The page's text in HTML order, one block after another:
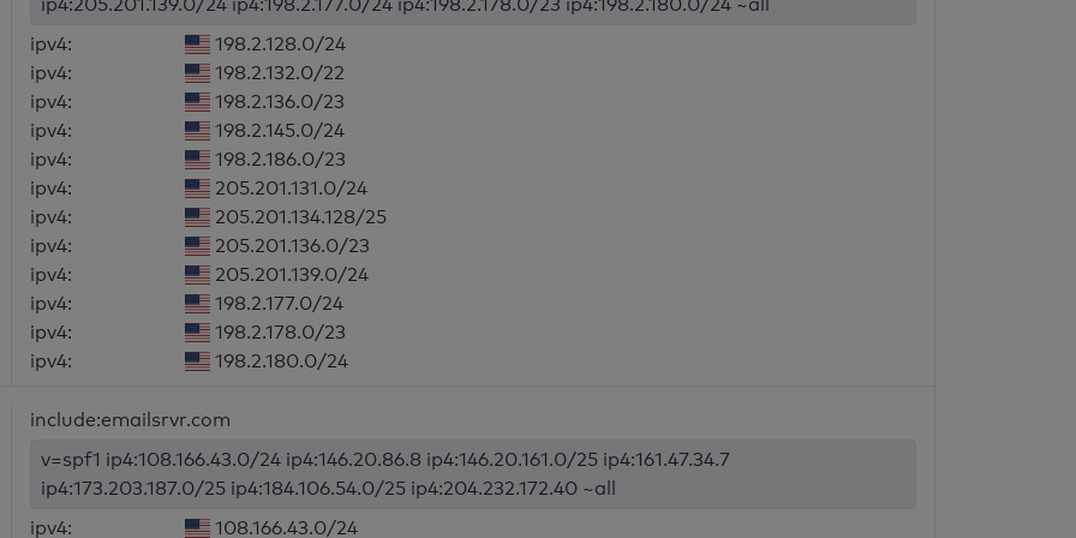
ip4:205.201.139.0/24 ip4:198.2.177.0/24 ip4:198.2.178.0/23 ip4:198.2.180.0/24 ~all
ipv4:
198.2.128.0/24
ipv4:
198.2.132.0/22
ipv4:
198.2.136.0/23
ipv4:
198.2.145.0/24
ipv4:
198.2.186.0/23
ipv4:
205.201.131.0/24
ipv4:
205.201.134.128/25
ipv4:
205.201.136.0/23
ipv4:
205.201.139.0/24
ipv4:
198.2.177.0/24
ipv4:
198.2.178.0/23
ipv4:
198.2.180.0/24
include:emailsrvr.com
v=spf1 ip4:108.166.43.0/24 ip4:146.20.86.8 ip4:146.20.161.0/25 ip4:161.47.34.7
ip4:173.203.187.0/25 ip4:184.106.54.0/25 ip4:204.232.172.40 ~all
ipv4:
108.166.43.0/24